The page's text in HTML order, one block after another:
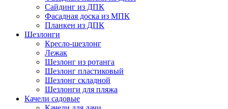
Сайдинг из ДПК
Фасадная доска из МПК
Планкен из ДПК
Шезлонги
Кресло-шезлонг
Лежак
Шезлонг из ротанга
Шезлонг пластиковый
Шезлонг складной
Шезлонги для пляжа
Качели садовые